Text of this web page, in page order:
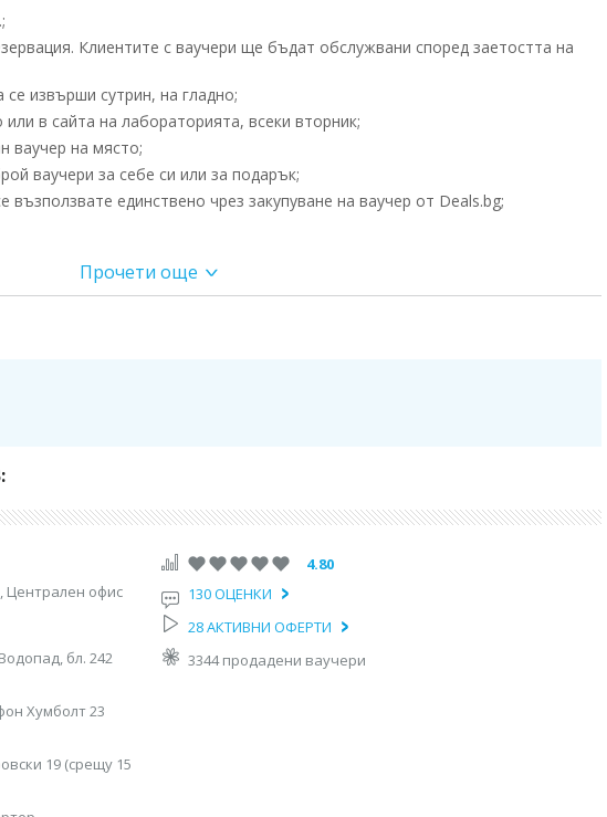
Клиентите с ваучери ще бъдат обслужвани според заетостта на
извърши сутрин, на гладно;
в сайта на лабораторията, всеки вторник;
ваучер на място;
ваучери за себе си или за подарък;
единствено чрез закупуване на ваучер от Deals.bg;
Водопад”, бл. 242 (срещу 29 ДКЦ)
до петък/
фон Хумболт“ 23
Прочети още
Централен офис
бл. 242
Хумболт 23
19 (срещу 15
4.80
130 ОЦЕНКИ
28 АКТИВНИ ОФЕРТИ
3344 продадени ваучери